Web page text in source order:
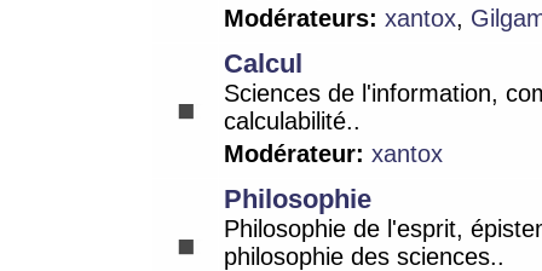
Modérateurs: xantox,
Calcul
Sciences de l'information,
calculabilité..
Modérateur: xantox
Philosophie
Philosophie de l'esprit,
philosophie des sciences..